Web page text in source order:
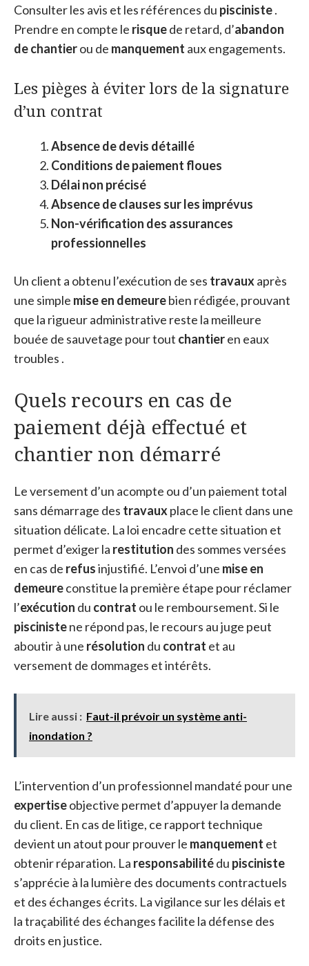
Consulter les avis et les références du pisciniste.
Prendre en compte le risquede retard, d’abandon
de chantierou de manquement aux engagements.
Les pièges à éviter lors de la signature
d’un contrat
Absence de devis détaillé
Conditions de paiement floues
Délai non précisé
Absence de clauses sur les imprévus
Non-vérification des assurances
professionnelles
Un client a obtenu l’exécution de ses travaux après
une simple mise en demeurebien rédigée, prouvant
que la rigueur administrative reste la meilleure
bouée de sauvetage pour tout chantieren eaux
troubles .
Quels recours en cas de
paiement déjà effectué et
chantier non démarré
Le versement d’un acompte ou d’un paiement total
sans démarrage des travaux place le client dans une
situation délicate. La loi encadre cette situation et
permet d’exiger la restitution des sommes versées
en cas de refusinjustifié. L’envoi d’une mise en
demeureconstitue la première étape pour réclamer
l’exécution du contrat ou le remboursement. Si le
piscinistene répond pas, le recours au juge peut
aboutir à une résolution du contrat et au
versement de dommages et intérêts.
Lire aussi : Faut-il prévoir un système anti-
inondation ?
L’intervention d’un professionnel mandaté pour une
expertiseobjective permet d’appuyer la demande
du client. En cas de litige, ce rapport technique
devient un atout pour prouver le manquement et
obtenir réparation. La responsabilitédu pisciniste
s’apprécie à la lumière des documents contractuels
et des échanges écrits. La vigilance sur les délais et
la traçabilité des échanges facilite la défense des
droits en justice.